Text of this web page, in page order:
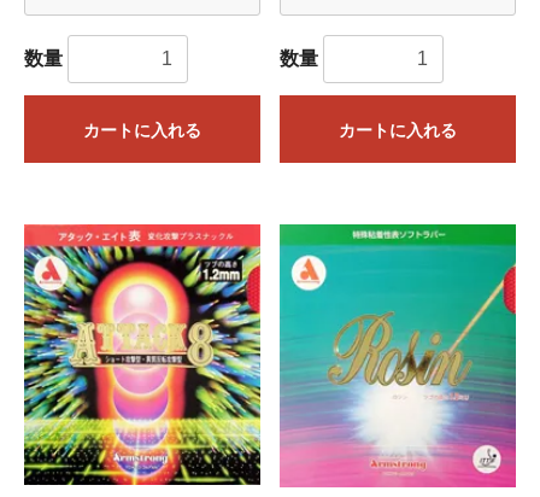
数量
カートに入れる
数量
カートに入れる